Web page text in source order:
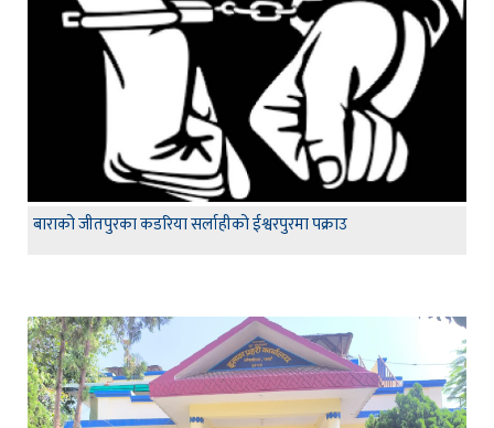
बाराको जीतपुरका कडरिया सर्लाहीको ईश्वरपुरमा पक्राउ